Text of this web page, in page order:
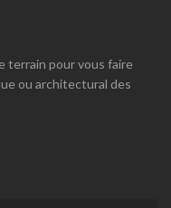
terrain pour vous faire
ou architectural des